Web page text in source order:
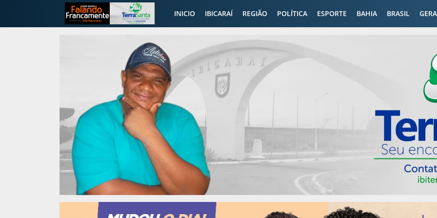
INICIO IBICARAÍ REGIÃO POLÍTICA ESPORTE BAHIA BRASIL